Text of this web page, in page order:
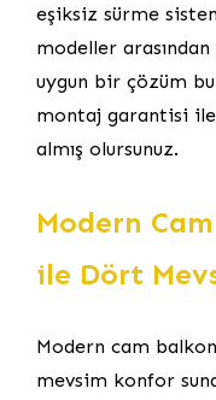
eşiksiz sürme
modeller
uygun bir çözüm
montaj garantisi
almış olursunuz.
Modern
ile Dört
Modern cam
mevsim konfor